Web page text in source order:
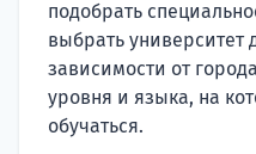
подобрать
выбрать университет
зависимости от
уровня и языка, на
обучаться.